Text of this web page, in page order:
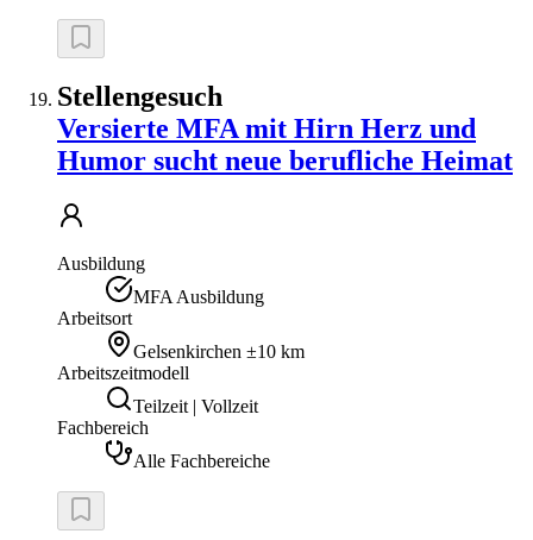
Stellengesuch
Versierte MFA mit Hirn Herz und
Humor sucht neue berufliche Heimat
Ausbildung
MFA Ausbildung
Arbeitsort
Gelsenkirchen ±10 km
Arbeitszeitmodell
Teilzeit | Vollzeit
Fachbereich
Alle Fachbereiche